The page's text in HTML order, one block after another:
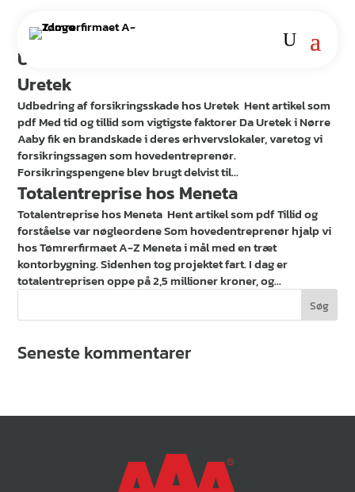
Udbedring af forsikringsskade hos
Uretek
Udbedring af forsikringsskade hos Uretek Hent artikel som
pdf Med tid og tillid som vigtigste faktorer Da Uretek i Nørre
Aaby fik en brandskade i deres erhvervslokaler, varetog vi
forsikringssagen som hovedentreprenør.
Forsikringspengene blev brugt delvist til...
Totalentreprise hos Meneta
Totalentreprise hos Meneta Hent artikel som pdf Tillid og
forståelse var nøgleordene Som hovedentreprenør hjalp vi
hos Tømrerfirmaet A-Z Meneta i mål med en træt
kontorbygning. Sidenhen tog projektet fart. I dag er
totalentreprisen oppe på 2,5 millioner kroner, og...
Seneste kommentarer